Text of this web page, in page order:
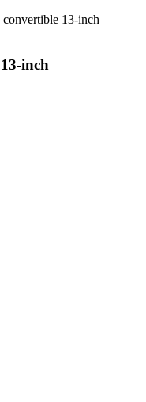
convertible 13-inch
inch